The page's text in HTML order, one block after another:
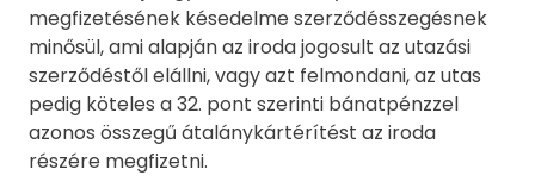
megfizetésének késedelme szerződésszegésnek
minősül, ami alapján az iroda jogosult az utazási
szerződéstől elállni, vagy azt felmondani, az utas
pedig köteles a 32. pont szerinti bánatpénzzel
azonos összegű átalánykártérítést az iroda
részére megfizetni.